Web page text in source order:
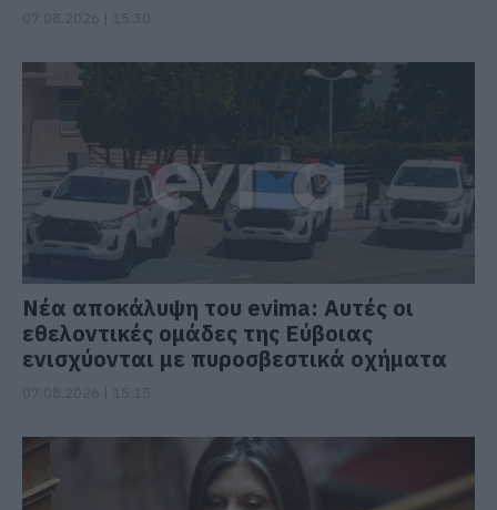
Νέα αποκάλυψη του evima: Αυτές οι
εθελοντικές ομάδες της Εύβοιας
ενισχύονται με πυροσβεστικά οχήματα